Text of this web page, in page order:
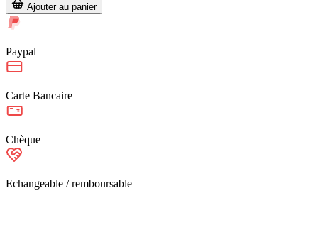
Ajouter au panier
Paypal
Carte Bancaire
Chèque
Echangeable / remboursable